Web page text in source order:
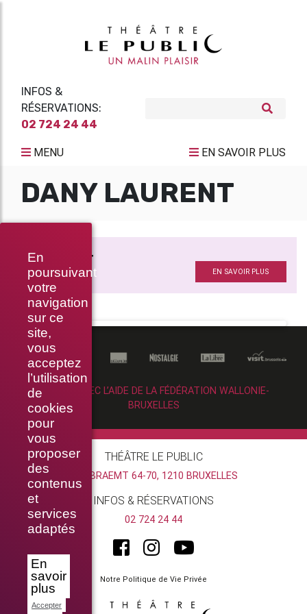
En
poursuivant
votre
navigation
sur ce
site,
vous
acceptez
l’utilisation
de
cookies
pour
vous
proposer
des
contenus
et
services
adaptés
En
savoir
plus
Accepter
INFOS &
RÉSERVATIONS:
02 724 24 44
MENU EN SAVOIR PLUS
DANY LAURENT
COMME EN 14
De EN SAVOIR PLUS
RÉALISÉ AVEC L’AIDE DE LA FÉDÉRATION WALLONIE-
BRUXELLES
THÉÂTRE LE PUBLIC
RUE BRAEMT 64-70, 1210 BRUXELLES
INFOS & RÉSERVATIONS
02 724 24 44
Notre Politique de Vie Privée